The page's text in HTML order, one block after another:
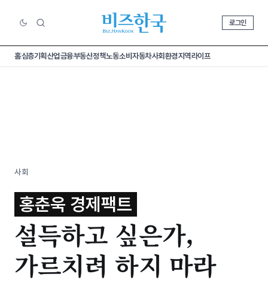
로그인
홈심층기획산업금융부동산정책노동소비 자동차사회환경지역라이프
사회
홍춘욱 경제팩트
설득하고 싶은가,
가르치려 하지 마라